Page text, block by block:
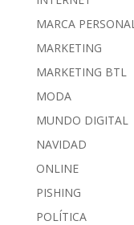
MARCA PERSONAL
MARKETING
MARKETING BTL
MODA
MUNDO DIGITAL
NAVIDAD
ONLINE
PISHING
POLÍTICA